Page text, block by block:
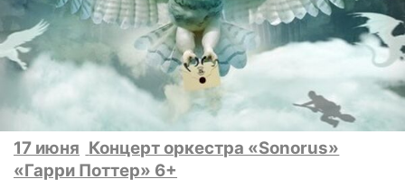
17 июня Концерт оркестра «Sonorus»
«Гарри Поттер» 6+